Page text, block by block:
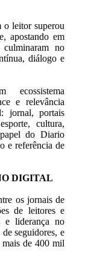
o leitor superou
apostando em
culminaram no
diálogo e
ecossistema
e relevância
jornal, portais
cultura,
do Diario
e referência de
DIGITAL
os jornais de
de leitores e
e liderança no
seguidores, e
de 400 mil